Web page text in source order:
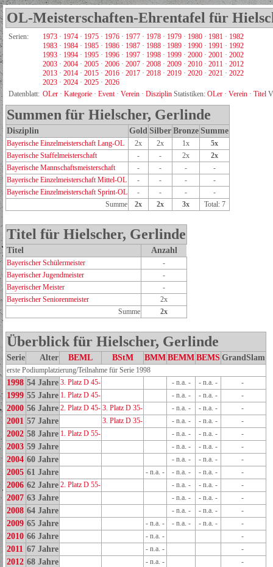
OL-Meisterschaften-Ehrentafel für
Serien: 1973 · 1974 · 1975 · 1976 · 1977 · 1978 · 1979 · 1980 · 1981 · 1982
1983 · 1984 · 1985 · 1986 · 1987 · 1988 · 1989 · 1990 · 1991 · 1992
1993 · 1994 · 1995 · 1996 · 1997 · 1998 · 1999 · 2000 · 2001 · 2002
2003 · 2004 · 2005 · 2006 · 2007 · 2008 · 2009 · 2010 · 2011 · 2012
2013 · 2014 · 2015 · 2016 · 2017 · 2018 · 2019 · 2020 · 2021 · 2022
2023 · 2024 · 2025 · 2026
Datenblatt: OLer · Kategorie · Event· Verein · Disziplin Statistiken: OLer · Verein · Titel
Summen für Hielscher, Gerlinde
Disziplin Gold Silber Bronze Summe
Bayerische Einzelmeisterschaft Lang-OL 2x 2x 1x
5x
Bayerische Staffelmeisterschaft
- - 2x
2x
Bayerische Mannschaftsmeisterschaft
- - -
-
Bayerische Einzelmeisterschaft Mittel-OL
- - -
-
Bayerische Einzelmeisterschaft Sprint-OL
- - -
-
Summe
2x 2x 3x Total: 7
Titel für Hielscher, Gerlinde
Titel Anzahl
Bayerischer Schülermeister
-
Bayerischer Jugendmeister
-
Bayerischer Meister
-
Bayerischer Seniorenmeister
2x
Summe
2x
Überblick für Hielscher, Gerlinde
Serie Alter BEML BStM BMM BEMM BEMS GrandSlam
erste Podiumplatzierung/Teilnahme für Serie 1998
1998 54 Jahre 3. Platz D 45- - n.a. - - n.a. - -
1999 55 Jahre 1. Platz D 45- - n.a. - - n.a. - -
2000 56 Jahre 2. Platz D 45- 3. Platz D 35- - n.a. - - n.a. - -
2001 57 Jahre 3. Platz D 35- - n.a. - - n.a. - -
2002 58 Jahre 1. Platz D 55- - n.a. - - n.a. - -
2003 59 Jahre - n.a. - - n.a. - -
2004 60 Jahre - n.a. - - n.a. - -
2005 61 Jahre - n.a. - - n.a. - - n.a. - -
2006 62 Jahre 2. Platz D 55- - n.a. - - n.a. - -
2007 63 Jahre - n.a. - - n.a. - -
2008 64 Jahre - n.a. - - n.a. - -
2009 65 Jahre - n.a. - - n.a. - - n.a. - -
2010 66 Jahre - n.a. - -
2011 67 Jahre - n.a. - -
2012 68 Jahre - n.a. - -